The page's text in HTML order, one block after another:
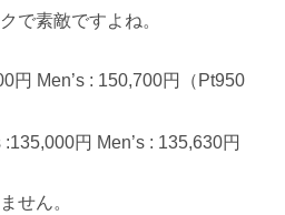
で素敵ですよね。
円 Men’s : 150,700円（Pt950
円 Men’s : 135,630円
せん。